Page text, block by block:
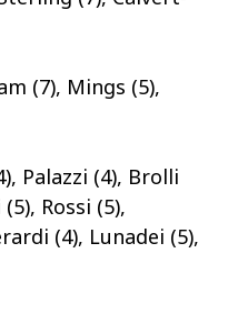
(7), Mings (5),
Palazzi (4), Brolli
Rossi (5),
(4), Lunadei (5),